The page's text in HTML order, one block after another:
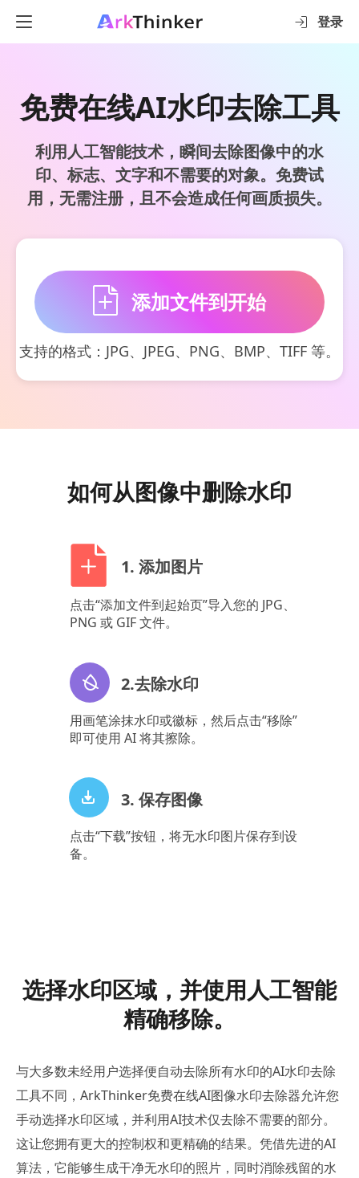
登录
免费在线AI水印去除工具
利用人工智能技术，瞬间去除图像中的水
印、标志、文字和不需要的对象。免费试
用，无需注册，且不会造成任何画质损失。
添加文件到开始
支持的格式：JPG、JPEG、PNG、BMP、TIFF 等。
如何从图像中删除水印
1. 添加图片
点击“添加文件到起始页”导入您的 JPG、
PNG 或 GIF 文件。
2.去除水印
用画笔涂抹水印或徽标，然后点击“移除”
即可使用 AI 将其擦除。
3. 保存图像
点击“下载”按钮，将无水印图片保存到设
备。
选择水印区域，并使用人工智能
精确移除。
与大多数未经用户选择便自动去除所有水印的AI水印去除
工具不同，ArkThinker免费在线AI图像水印去除器允许您
手动选择水印区域，并利用AI技术仅去除不需要的部分。
这让您拥有更大的控制权和更精确的结果。凭借先进的AI
算法，它能够生成干净无水印的照片，同时消除残留的水